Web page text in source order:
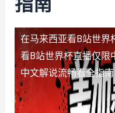
指南
在马来西亚看B站世界
看B站世界杯直播仅限
中文解说流畅看全指南